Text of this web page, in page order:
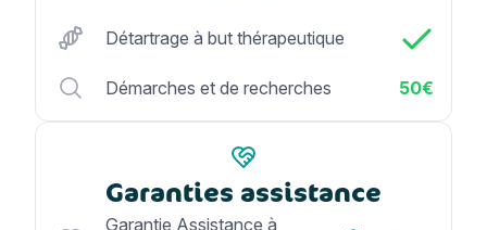
Détartrage à but thérapeutique
Démarches et de recherches 50€
Garanties assistance
Garantie Assistance à